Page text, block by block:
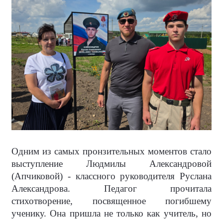
Одним из самых пронзительных моментов стало
выступление Людмилы Александровой
(Апчиковой) - классного руководителя Руслана
Александрова. Педагог прочитала
стихотворение, посвященное погибшему
ученику. Она пришла не только как учитель, но